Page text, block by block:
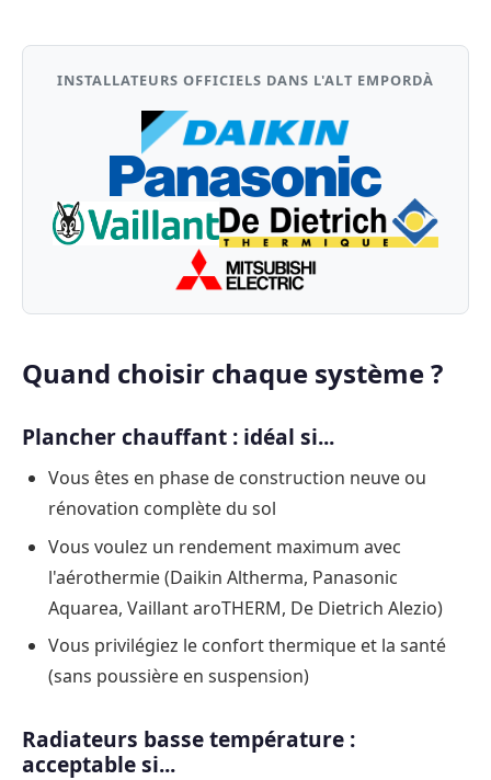
INSTALLATEURS OFFICIELS DANS L'ALT EMPORDÀ
Quand choisir chaque système ?
Plancher chauffant : idéal si...
Vous êtes en phase de construction neuve ou
rénovation complète du sol
Vous voulez un rendement maximum avec
l'aérothermie (Daikin Altherma, Panasonic
Aquarea, Vaillant aroTHERM, De Dietrich Alezio)
Vous privilégiez le confort thermique et la santé
(sans poussière en suspension)
Radiateurs basse température :
acceptable si...